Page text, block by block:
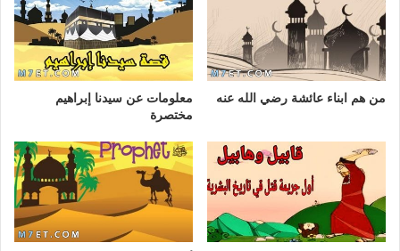
من هم ابناء عائشة رضي الله عنه
معلومات عن سيدنا إبراهيم
مختصرة